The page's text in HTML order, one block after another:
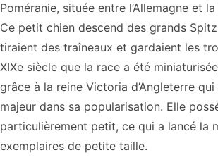
Poméranie, située entre l’Allemagne et
Ce petit chien descend des grands
tiraient des traîneaux et gardaient les
XIXe siècle que la race a été
grâce à la reine Victoria d’Angleterre
majeur dans sa popularisation. Elle
particulièrement petit, ce qui a lancé la
exemplaires de petite taille.